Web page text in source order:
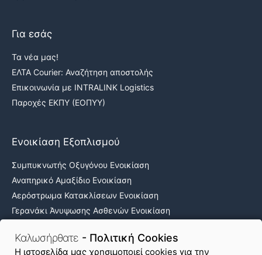
Καλωσήρθατε - Πολιτική Cookies
H ιστοσελίδα μας χρησιμοποιεί cookies για την
Για εσάς
Τα νέα μας!
ΕΛΤΑ Courier: Αναζήτηση αποστολής
Επικοινωνία με INTRALINK Logistics
Παροχές ΕΚΠΥ (ΕΟΠΥΥ)
Ενοικίαση Εξοπλισμού
Συμπυκνωτής Οξυγόνου Ενοικίαση
Αναπηρικό Αμαξίδιο Ενοικίαση
Αερόστρωμα Κατακλίσεων Ενοικίαση
Γερανάκι Άνυψωσης Ασθενών Ενοικίαση